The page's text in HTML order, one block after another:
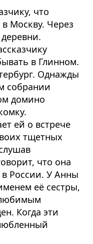
что
Москву. Через
в Глинном.
Однажды
собрании
домино
ей о встрече
тщетных
что она
в России. У Анны
её сестры,
Когда эти